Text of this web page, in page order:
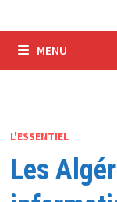
MENU
L'ESSENTIEL
Les